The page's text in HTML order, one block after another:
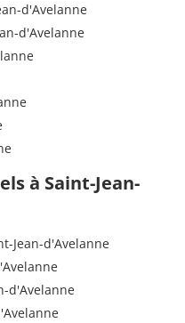
d'Avelanne
d'Avelanne
à Saint-Jean-
Jean-d'Avelanne
d'Avelanne